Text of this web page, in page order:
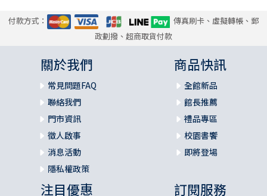
付款方式：
傳真刷卡、虛擬轉帳、郵
政劃撥、超商取貨付款
關於我們
常見問題FAQ
聯絡我們
門市資訊
徵人啟事
消息活動
隱私權政策
商品快訊
全館新品
館長推薦
禮品專區
校園書饗
即將登場
注目優惠 訂閱服務